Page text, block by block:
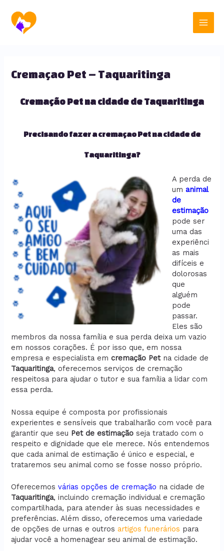
para
conteúdo
Main
Cremaçao Pet – Taquaritinga
Cremação Pet na cidade de Taquaritinga
Precisando fazer a cremaçao Pet na cidade de
Taquaritinga?
A perda de
umanimal
de
estimação
pode ser
uma das
experiênci
as mais
difíceis e
dolorosas
que
alguém
pode
passar.
Eles são
membros da nossa família e sua perda deixa um vazio
em nossos corações. É por isso que, em nossa
empresa e especialista emcremação Petna cidade de
Taquaritinga, oferecemos serviços de cremação
respeitosa para ajudar o tutor e sua família a lidar com
essa perda.
Nossa equipe é composta por profissionais
experientes e sensíveis que trabalharão com você para
garantir que seu Pet de estimação seja tratado com o
respeito e dignidade que ele merece. Nós entendemos
que cada animal de estimação é único e especial, e
trataremos seu animal como se fosse nosso próprio.
Oferecemosvárias opções de cremação na cidade de
Taquaritinga, incluindo cremação individual e cremação
compartilhada, para atender às suas necessidades e
preferências. Além disso, oferecemos uma variedade
de opções de urnas e outros artigos funerários para
ajudar você a homenagear seu animal de estimação.